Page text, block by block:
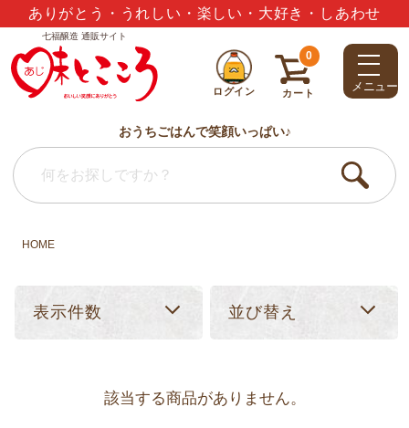
ありがとう・うれしい・楽しい・大好き・しあわせ
七福醸造 通販サイト
ログイン
0
カート メニュー
おうちごはんで笑顔いっぱい♪
HOME
表示件数 並び替え
該当する商品がありません。